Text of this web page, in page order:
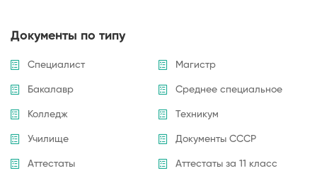
Документы по типу
Специалист Магистр
Бакалавр Среднее специальное
Колледж Техникум
Училище Документы СССР
Аттестаты Аттестаты за 11 класс